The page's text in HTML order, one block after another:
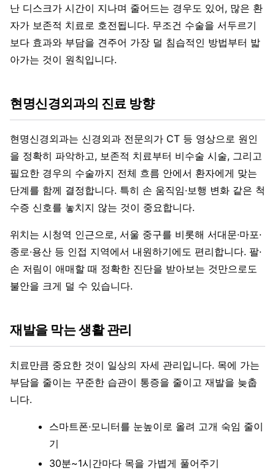
난 디스크가 시간이 지나며 줄어드는 경우도 있어, 많은 환
자가 보존적 치료로 호전됩니다. 무조건 수술을 서두르기
보다 효과와 부담을 견주어 가장 덜 침습적인 방법부터 밟
아가는 것이 원칙입니다.
현명신경외과의 진료 방향
현명신경외과는 신경외과 전문의가 CT 등 영상으로 원인
을 정확히 파악하고, 보존적 치료부터 비수술 시술, 그리고
필요한 경우의 수술까지 전체 흐름 안에서 환자에게 맞는
단계를 함께 결정합니다. 특히 손 움직임·보행 변화 같은 척
수증 신호를 놓치지 않는 것이 중요합니다.
위치는 시청역 인근으로, 서울 중구를 비롯해 서대문·마포·
종로·용산 등 인접 지역에서 내원하기에도 편리합니다. 팔·
손 저림이 애매할 때 정확한 진단을 받아보는 것만으로도
불안을 크게 덜 수 있습니다.
재발을 막는 생활 관리
치료만큼 중요한 것이 일상의 자세 관리입니다. 목에 가는
부담을 줄이는 꾸준한 습관이 통증을 줄이고 재발을 늦춥
니다.
스마트폰·모니터를 눈높이로 올려 고개 숙임 줄이
기
30분~1시간마다 목을 가볍게 풀어주기